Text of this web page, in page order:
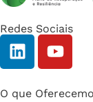
Redes Sociais
O que